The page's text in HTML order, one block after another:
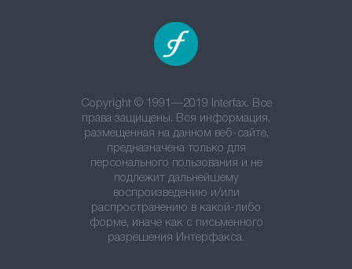
Copyright © 1991—2019 Interfax. Все
права защищены. Вся информация,
размещенная на данном веб-сайте,
предназначена только для
персонального пользования и не
подлежит дальнейшему
воспроизведению и/или
распространению в какой-либо
форме, иначе как с письменного
разрешения Интерфакса.